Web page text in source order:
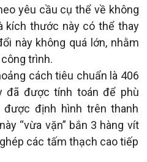
yêu cầu cụ thể về không
kích thước này có thể thay
này không quá lớn, nhằm
trình.
cách tiêu chuẩn là 406
đã được tính toán để phù
định hình trên thanh
“vừa vặn” bắn 3 hàng vít
các tấm thạch cao tiếp